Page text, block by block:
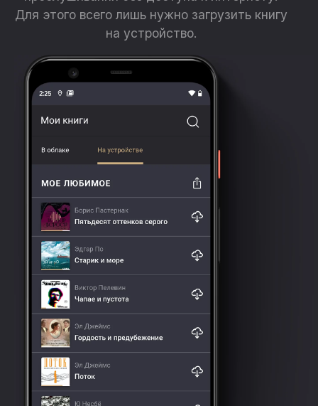
Для этого всего лишь нужно загрузить книгу
на устройство.